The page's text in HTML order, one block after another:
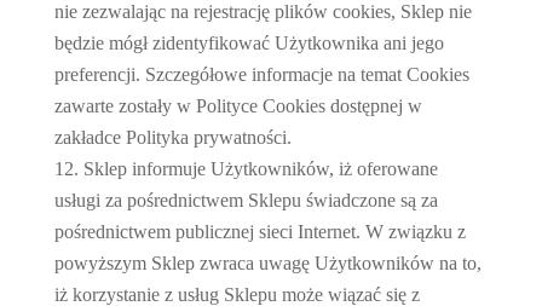
nie zezwalając na rejestrację plików cookies, Sklep nie
będzie mógł zidentyfikować Użytkownika ani jego
preferencji. Szczegółowe informacje na temat Cookies
zawarte zostały w Polityce Cookies dostępnej w
zakładce Polityka prywatności.
Sklep informuje Użytkowników, iż oferowane
usługi za pośrednictwem Sklepu świadczone są za
pośrednictwem publicznej sieci Internet. W związku z
powyższym Sklep zwraca uwagę Użytkowników na to,
iż korzystanie z usług Sklepu może wiązać się z